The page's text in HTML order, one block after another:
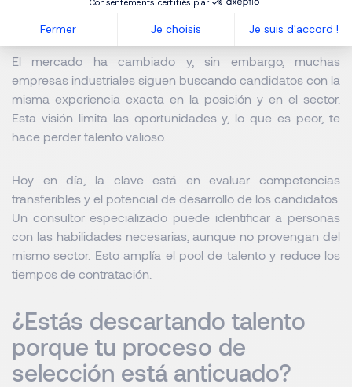
Consentements certifiés par
Fermer Je choisis Je suis d'accord !
El mercado ha cambiado y, sin embargo, muchas
empresas industriales siguen buscando candidatos con la
misma experiencia exacta en la posición y en el sector.
Esta visión limita las oportunidades y, lo que es peor, te
hace perder talento valioso.
Hoy en día, la clave está en evaluar competencias
transferibles y el potencial de desarrollo de los candidatos.
Un consultor especializado puede identificar a personas
con las habilidades necesarias, aunque no provengan del
mismo sector. Esto amplía el pool de talento y reduce los
tiempos de contratación.
¿Estás descartando talento
porque tu proceso de
selección está anticuado?